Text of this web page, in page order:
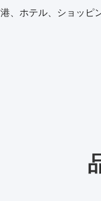
、ホテル、ショッ